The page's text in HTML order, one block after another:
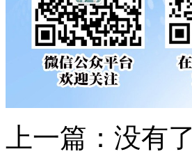
上一篇：没有了